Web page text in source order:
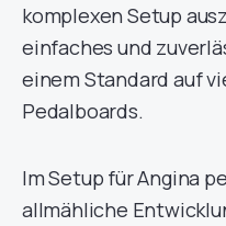
komplexen Setup
einfaches und
einem Standard auf
Pedalboards.
Im Setup für Angina
allmähliche